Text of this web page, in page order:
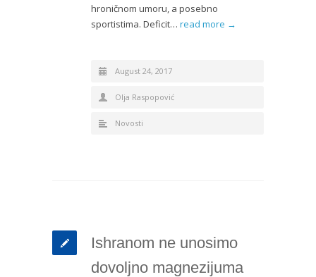
hroničnom umoru, a posebno
sportistima. Deficit… read more →
August 24, 2017
Olja Raspopović
Novosti
Ishranom ne unosimo
dovoljno magnezijuma